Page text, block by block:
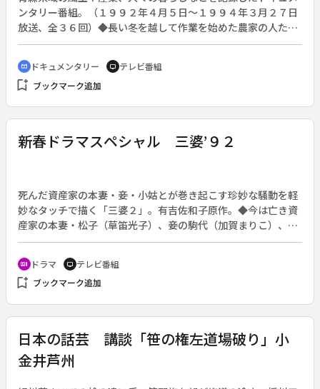
ンタリー番組。（１９９２年４月５日～１９９４年３月２７日
放送、全３６回）◆長い冬を越して作業を始めた農家の人たち
にとって、青森の１０月は待ちに待った収穫の季節である。古
くから米どころ・林檎どころといわれてきた津軽地方に対し、
県南地方は野菜や果物の宝庫と呼ばれている。青森県南の
町々、そこには人それぞれの実りの秋がある。
cinematic_blur ドキュメンタリー tv テレビ番組
bookmark_add ブックマーク追加
新春ドラマスペシャル 三婆’９２
死んだ資産家の本妻・妾・小姑とが巻き起こす珍妙な騒動を軽
妙なタッチで描く「三婆２」。有吉佐和子原作。◆今は亡き資
産家の本妻・松子（草笛光子）、妾の駒代（加賀まりこ）、妹
のタキ（菅井きん）の３人。小料理屋を開店してはみたものの
意見の対立から店を閉めてけんか別れと相成り、バラバラに暮
らしていた。半年後、松子の住む伊豆の古ぼけた洋館に駒代と
タキがやって来た。独りの生活はやはり寂しいと三人はまた一
とペンションを共同経営することにする。
recent_actors ドラマ tv テレビ番組
bookmark_add ブックマーク追加
日本の話芸 講談「笹の権左道場破り」小
金井芦州